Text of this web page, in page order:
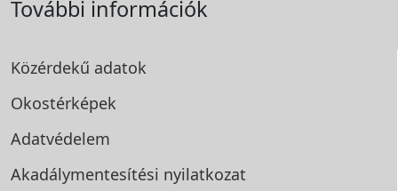
További információk
Közérdekű adatok
Okostérképek
Adatvédelem
Akadálymentesítési nyilatkozat